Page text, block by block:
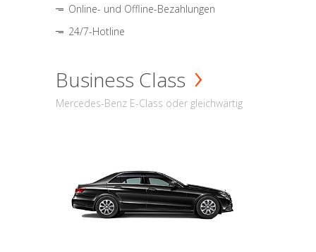
Online- und Offline-Bezahlungen
24/7-Hotline
Business Class
Mercedes-Benz E-Class oder gleichwärtig